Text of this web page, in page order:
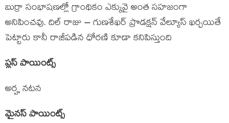
బుర్రా సంభాషణల్లో గ్రాంథికం ఎక్కువై అంత సహజంగా
అనిపించవు. దిల్ రాజు – గుణశేఖర్ ప్రొడక్షన్ వేల్యూస్ ఖర్చయితే
పెట్టారు కానీ రాజీపడిన ధోరణి కూడా కనిపిస్తుంది
ప్లస్ పాయింట్స్
అర్హ నటన
మైనస్ పాయింట్స్